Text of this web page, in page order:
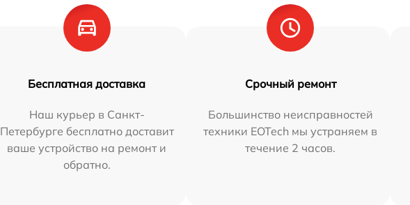
Бесплатная доставка
Наш курьер в Санкт-
Петербурге бесплатно доставит
ваше устройство на ремонт и
обратно.
Срочный ремонт
Большинство неисправностей
техники EOTech мы устраняем в
течение 2 часов.